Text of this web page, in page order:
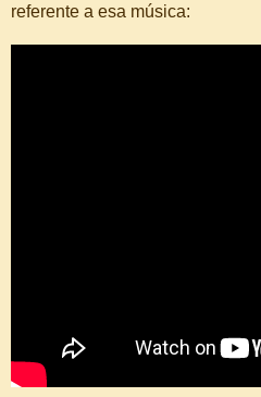
referente a esa música: